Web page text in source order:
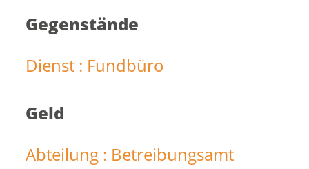
Gegenstände
Dienst : Fundbüro
Geld
Abteilung : Betreibungsamt